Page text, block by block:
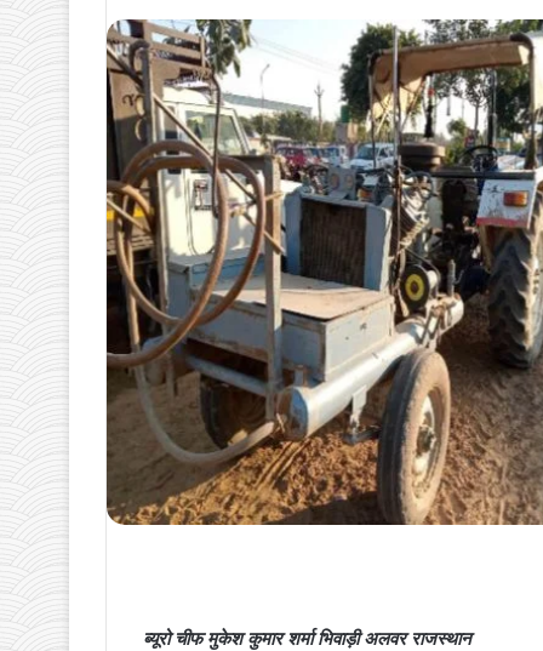
ब्यूरो चीफ मुकेश कुमार शर्मा भिवाड़ी अलवर राजस्थान